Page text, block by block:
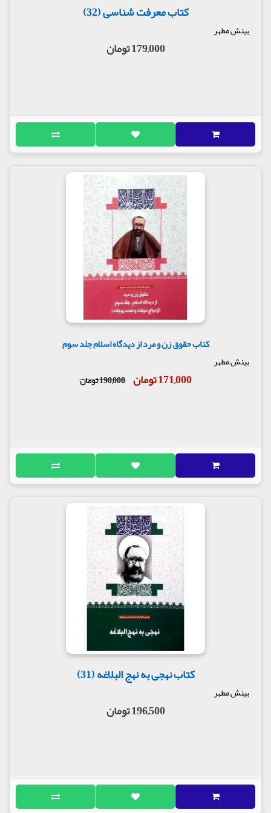
کتاب معرفت شناسی (32)
بینش مطهر
179,000 تومان
کتاب حقوق زن و مرد از دیدگاه اسلام جلد سوم
بینش مطهر
171,000 تومان 190,000 تومان
کتاب نهجی به نهج البلاغه (31)
بینش مطهر
196,500 تومان